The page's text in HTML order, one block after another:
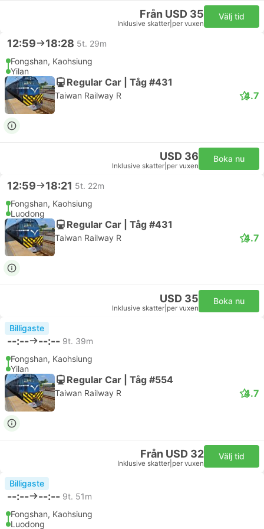
Från USD 35
Inklusive skatter per vuxen
Välj tid
12:59 18:28 5t. 29m
Fongshan, Kaohsiung
Yilan
Regular Car | Tåg #431
Taiwan Railway R 4.7
USD 36
Inklusive skatter per vuxen
Boka nu
12:59 18:21 5t. 22m
Fongshan, Kaohsiung
Luodong
Regular Car | Tåg #431
Taiwan Railway R 4.7
USD 35
Inklusive skatter per vuxen
Boka nu
Billigaste
--:-- --:-- 9t. 39m
Fongshan, Kaohsiung
Yilan
Regular Car | Tåg #554
Taiwan Railway R 4.7
Från USD 32
Inklusive skatter per vuxen
Välj tid
Billigaste
--:-- --:-- 9t. 51m
Fongshan, Kaohsiung
Luodong